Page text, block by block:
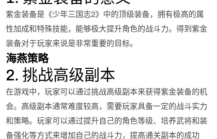
紫金装备是《少年三国志2》中的顶级装备，拥有极高的属
性加成和特殊技能，能够极大提升角色的战斗力。得到紫金
装备对于玩家来说是非常重要的目标。
海燕策略
2. 挑战高级副本
在游戏中，玩家可以通过挑战高级副本来获得紫金装备的机
会。高级副本通常难度较高，需要玩家具备一定的战斗实力
和策略。玩家可以通过提升自己的角色等级、培养武将和装
备强化等方式来增加自己的战斗力，提高通关副本的成功